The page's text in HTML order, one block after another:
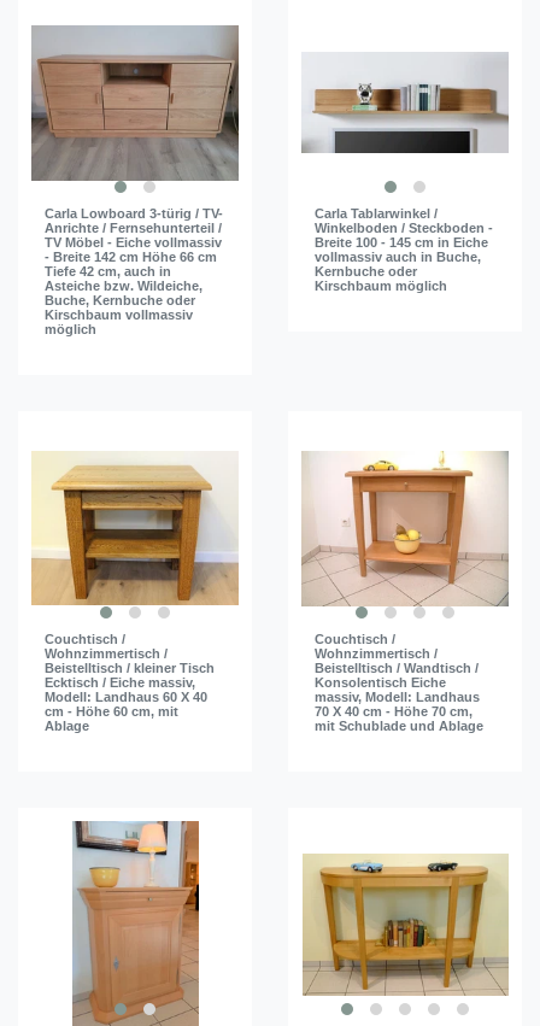
Carla Lowboard 3-türig / TV-
Anrichte / Fernsehunterteil /
TV Möbel - Eiche vollmassiv
- Breite 142 cm Höhe 66 cm
Tiefe 42 cm, auch in
Asteiche bzw. Wildeiche,
Buche, Kernbuche oder
Kirschbaum vollmassiv
möglich
Carla Tablarwinkel /
Winkelboden / Steckboden -
Breite 100 - 145 cm in Eiche
vollmassiv auch in Buche,
Kernbuche oder
Kirschbaum möglich
Couchtisch /
Wohnzimmertisch /
Beistelltisch / kleiner Tisch
Ecktisch / Eiche massiv,
Modell: Landhaus 60 X 40
cm - Höhe 60 cm, mit
Ablage
Couchtisch /
Wohnzimmertisch /
Beistelltisch / Wandtisch /
Konsolentisch Eiche
massiv, Modell: Landhaus
70 X 40 cm - Höhe 70 cm,
mit Schublade und Ablage